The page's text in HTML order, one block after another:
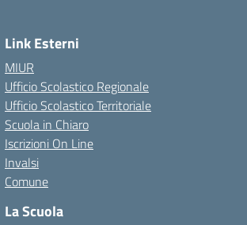
Link Esterni
MIUR
Ufficio Scolastico Regionale
Ufficio Scolastico Territoriale
Scuola in Chiaro
Iscrizioni On Line
Invalsi
Comune
La Scuola